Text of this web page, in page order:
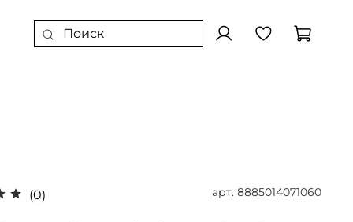
(0) арт. 8885014071060